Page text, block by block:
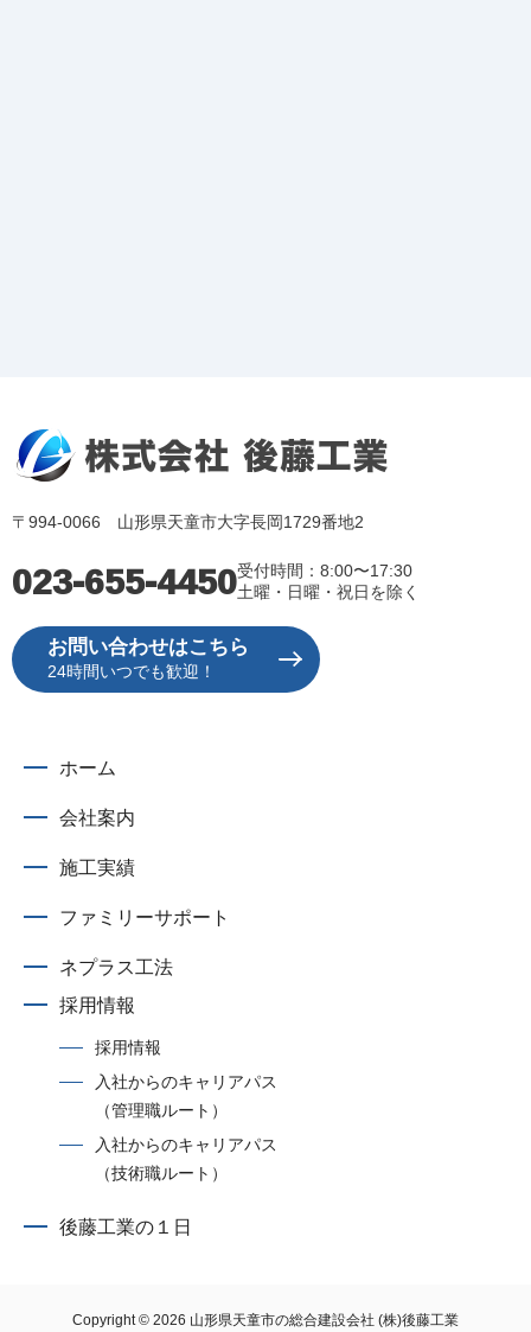
〒994-0066 山形県天童市大字長岡1729番地2
023-655-4450受付時間：8:00〜17:30
土曜・日曜・祝日を除く
お問い合わせはこちら
24時間いつでも歓迎！
ホーム
会社案内
施工実績
ファミリーサポート
ネプラス工法
採用情報
採用情報
入社からのキャリアパス
（管理職ルート）
入社からのキャリアパス
（技術職ルート）
後藤工業の１日
Copyright © 2026 山形県天童市の総合建設会社 (株)後藤工業